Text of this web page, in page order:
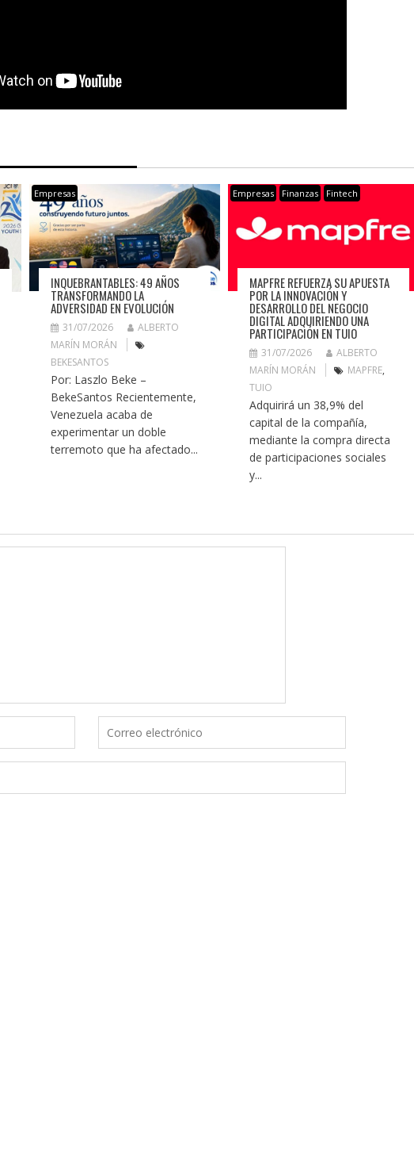
Empresas
INQUEBRANTABLES: 49 AÑOS
TRANSFORMANDO LA
ADVERSIDAD EN EVOLUCIÓN
31/07/2026
ALBERTO
MARÍN MORÁN
BEKESANTOS
Por: Laszlo Beke –
BekeSantos Recientemente,
Venezuela acaba de
experimentar un doble
terremoto que ha afectado...
Empresas Finanzas Fintech
MAPFRE REFUERZA SU APUESTA
POR LA INNOVACIÓN Y
DESARROLLO DEL NEGOCIO
DIGITAL ADQUIRIENDO UNA
PARTICIPACIÓN EN TUIO
31/07/2026
ALBERTO
MARÍN MORÁN
MAPFRE,
TUIO
Adquirirá un 38,9% del
capital de la compañía,
mediante la compra directa
de participaciones sociales
y...